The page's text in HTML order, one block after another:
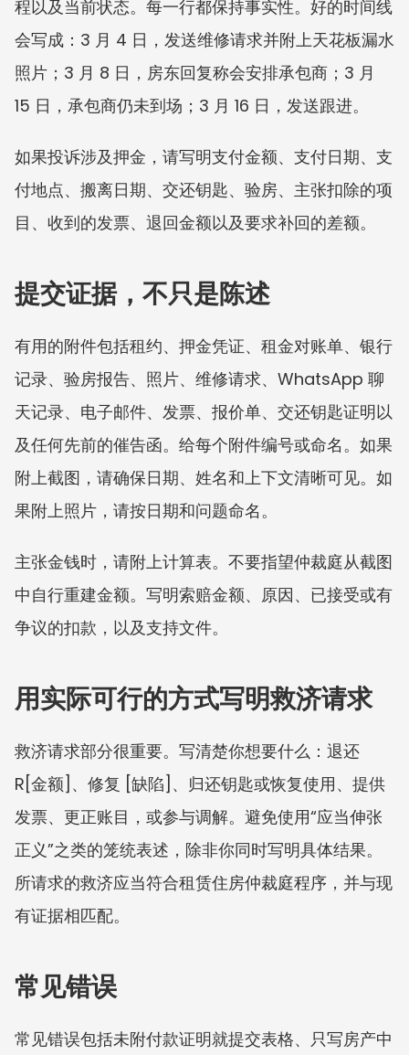
程以及当前状态。每一行都保持事实性。好的时间线
会写成：3 月 4 日，发送维修请求并附上天花板漏水
照片；3 月 8 日，房东回复称会安排承包商；3 月
15 日，承包商仍未到场；3 月 16 日，发送跟进。
如果投诉涉及押金，请写明支付金额、支付日期、支
付地点、搬离日期、交还钥匙、验房、主张扣除的项
目、收到的发票、退回金额以及要求补回的差额。
提交证据，不只是陈述
有用的附件包括租约、押金凭证、租金对账单、银行
记录、验房报告、照片、维修请求、WhatsApp 聊
天记录、电子邮件、发票、报价单、交还钥匙证明以
及任何先前的催告函。给每个附件编号或命名。如果
附上截图，请确保日期、姓名和上下文清晰可见。如
果附上照片，请按日期和问题命名。
主张金钱时，请附上计算表。不要指望仲裁庭从截图
中自行重建金额。写明索赔金额、原因、已接受或有
争议的扣款，以及支持文件。
用实际可行的方式写明救济请求
救济请求部分很重要。写清楚你想要什么：退还
R[金额]、修复 [缺陷]、归还钥匙或恢复使用、提供
发票、更正账目，或参与调解。避免使用“应当伸张
正义”之类的笼统表述，除非你同时写明具体结果。
所请求的救济应当符合租赁住房仲裁庭程序，并与现
有证据相匹配。
常见错误
常见错误包括未附付款证明就提交表格、只写房产中